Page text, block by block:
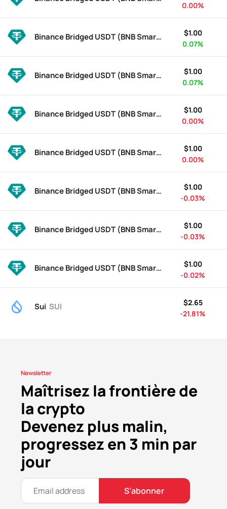
0.00%
Binance Bridged USDT (BNB Smart Chain) BSC-USD
$1.00
0.07%
Binance Bridged USDT (BNB Smart Chain) BSC-USD
$1.00
0.07%
Binance Bridged USDT (BNB Smart Chain) BSC-USD
$1.00
0.00%
Binance Bridged USDT (BNB Smart Chain) BSC-USD
$1.00
0.00%
Binance Bridged USDT (BNB Smart Chain) BSC-USD
$1.00
-0.03%
Binance Bridged USDT (BNB Smart Chain) BSC-USD
$1.00
-0.03%
Binance Bridged USDT (BNB Smart Chain) BSC-USD
$1.00
-0.02%
Sui SUI
$2.65
-21.81%
Newsletter
Maîtrisez la frontière de
la crypto
Devenez plus malin,
progressez en 3 min par
jour
S’abonner